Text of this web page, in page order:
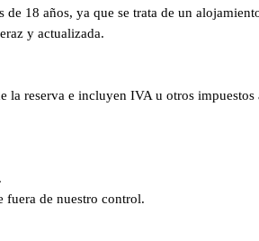
18 años, ya que se trata de un
y actualizada.
la reserva e incluyen IVA u otros impuestos
fuera de nuestro control.